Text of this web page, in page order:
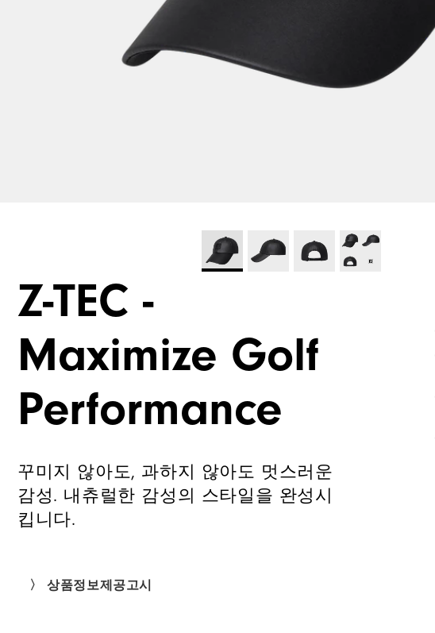
Z-TEC -
Maximize Golf
Performance
꾸미지 않아도, 과하지 않아도 멋스러운
감성. 내츄럴한 감성의 스타일을 완성시
킵니다.
〉 상품정보제공고시